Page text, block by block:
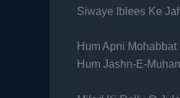
Siwaye Iblees Ke
Hum Apni
Hum Jashn-E-